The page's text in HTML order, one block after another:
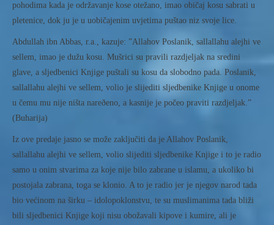
pohodima kada je održavanje kose otežano, imao običaj kosu sabrati u
pletenice, dok ju je u uobičajenim uvjetima puštao niz svoje lice.
Abdullah ibn Abbas, r.a., kazuje: ”Allahov Poslanik, sallallahu alejhi ve
sellem, imao je dužu kosu. Mušrici su pravili razdjeljak na sredini
glave, a sljedbenici Knjige puštali su kosu da slobodno pada. Poslanik,
sallallahu alejhi ve sellem, volio je slijediti sljedbenike Knjige u onome
u čemu mu nije ništa nareðeno, a kasnije je počeo praviti razdjeljak.”
(Buharija)
Iz ove predaje jasno se može zaključiti da je Allahov Poslanik,
sallallahu alejhi ve sellem, volio slijediti sljedbenike Knjige i to je radio
samo u onim stvarima za koje nije bilo zabrane u islamu, a ukoliko bi
postojala zabrana, toga se klonio. A to je radio jer je njegov narod tada
bio većinom na širku – idolopoklonstvu, te su muslimanima tada bliži
bili sljedbenici Knjige koji nisu obožavali kipove i kumire, ali je